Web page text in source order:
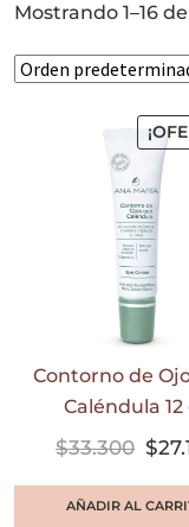
Mostrando 1–16
Contorno de
Caléndula 12
$33.300 $
AÑADIR AL